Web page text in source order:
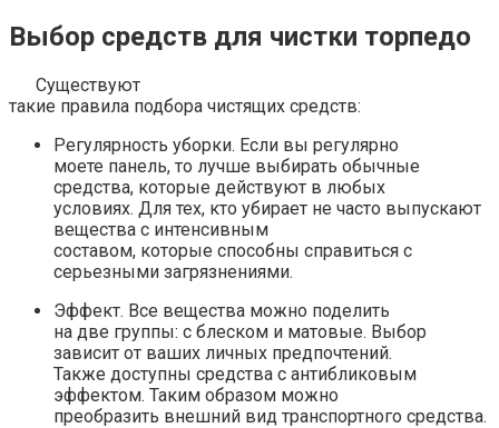
Выбор средств для чистки торпедо
Существуют
такие правила подбора чистящих средств:
Регулярность уборки. Если вы регулярно
моете панель, то лучше выбирать обычные
средства, которые действуют в любых
условиях. Для тех, кто убирает не часто выпускают
вещества с интенсивным
составом, которые способны справиться с
серьезными загрязнениями.
Эффект. Все вещества можно поделить
на две группы: с блеском и матовые. Выбор
зависит от ваших личных предпочтений.
Также доступны средства с антибликовым
эффектом. Таким образом можно
преобразить внешний вид транспортного средства.